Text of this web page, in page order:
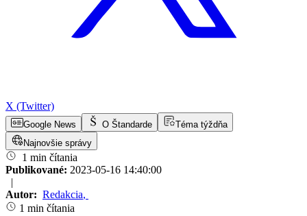
X (Twitter)
Google News O Štandarde
Téma týždňa
Najnovšie správy
1 min čítania
Publikované: 2023-05-16 14:40:00
|
Autor: Redakcia,
1 min čítania